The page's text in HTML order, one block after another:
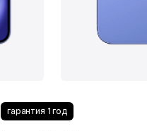
гарантия 1 год